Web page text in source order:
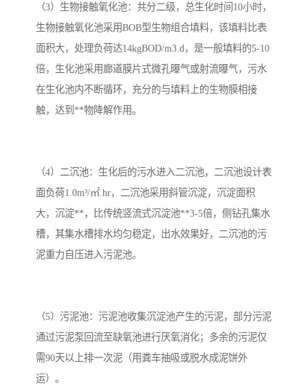
（3）生物接触氧化池：共分二级，总生化时间10小时，
生物接触氧化池采用BOB型生物组合填料，该填料比表
面积大，处理负荷达14kgBOD/m3.d，是一般填料的5-10
倍，生化池采用廊道膜片式微孔曝气或射流曝气，污水
在生化池内不断循环，充分的与填料上的生物膜相接
触，达到**物降解作用。
（4）二沉池：生化后的污水进入二沉池，二沉池设计表
面负荷1.0m³/㎡.hr，二沉池采用斜管沉淀，沉淀面积
大，沉淀**，比传统竖流式沉淀池**3-5倍，侧钻孔集水
槽，其集水槽排水均匀稳定，出水效果好，二沉池的污
泥重力自压进入污泥池。
（5）污泥池：污泥池收集沉淀池产生的污泥，部分污泥
通过污泥泵回流至缺氧池进行厌氧消化；多余的污泥仅
需90天以上排一次泥（用粪车抽吸或脱水成泥饼外
运）。